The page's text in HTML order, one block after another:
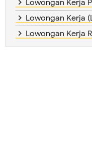
Lowongan Kerja
Lowongan Kerja
Lowongan Kerja